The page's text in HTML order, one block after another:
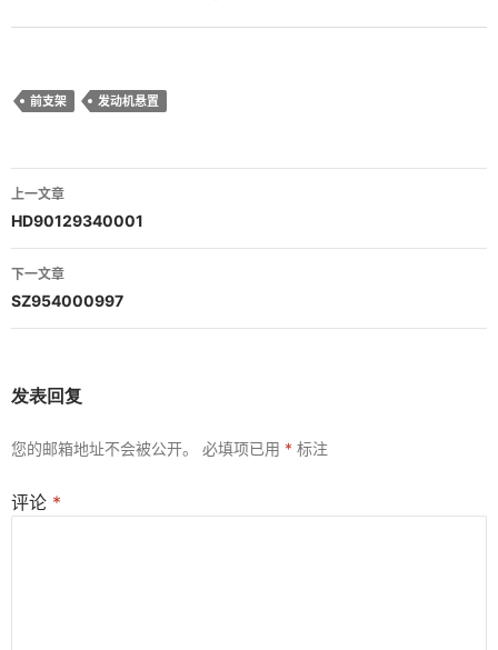
前支架 发动机悬置
文
章
导
航
上一文章
HD90129340001
下一文章
SZ954000997
发表回复
您的邮箱地址不会被公开。 必填项已用 * 标注
评论 *